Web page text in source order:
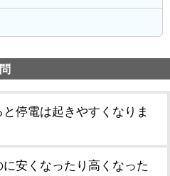
停電は起きやすくなりま
安くなったり高くなった